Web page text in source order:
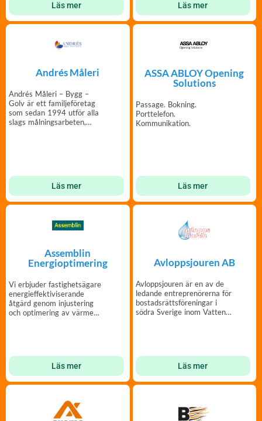
Läs mer Läs mer
Andrés Måleri
Andrés Måleri – Bygg –
Golv är ett familjeföretag
som sedan 1994 utför alla
slags målningsarbeten,
Läs mer
ASSA ABLOY Opening
Solutions
Passage. Bokning.
Porttelefon.
Kommunikation.
Läs mer
Assemblin
Energioptimering
Vi erbjuder fastighetsägare
energieffektiviserande
åtgärd genom injustering
och optimering av värme
Läs mer
Avloppsjouren AB
Avloppsjouren är en av de
ledande entreprenörerna för
bostadsrättsföreningar i
södra Sverige inom Vatten
Läs mer